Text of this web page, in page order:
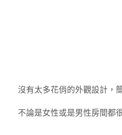
沒有太多花俏的外觀設計，
不論是女性或是男性房間都